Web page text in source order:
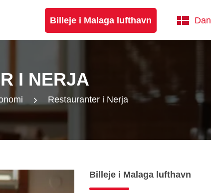
Billeje i Malaga lufthavn
I NERJA
Restauranter i Nerja
Billeje i Malaga lufthavn